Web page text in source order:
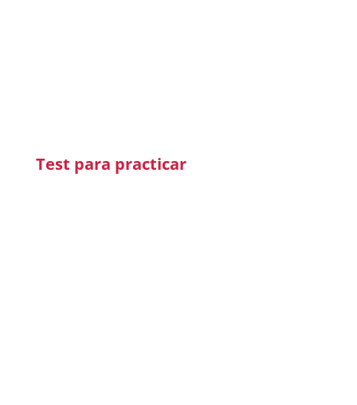
Test para practicar